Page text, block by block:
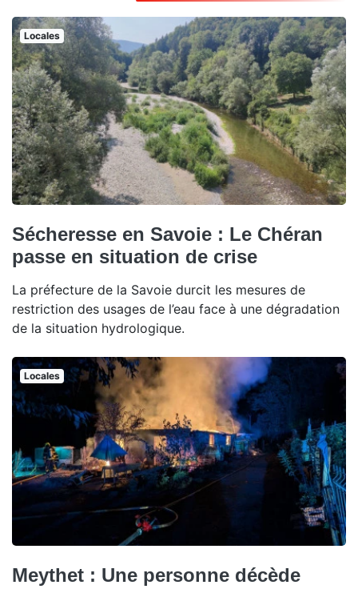
Locales
Sécheresse en Savoie : Le Chéran
passe en situation de crise
La préfecture de la Savoie durcit les mesures de
restriction des usages de l’eau face à une dégradation
de la situation hydrologique.
Locales
Meythet : Une personne décède